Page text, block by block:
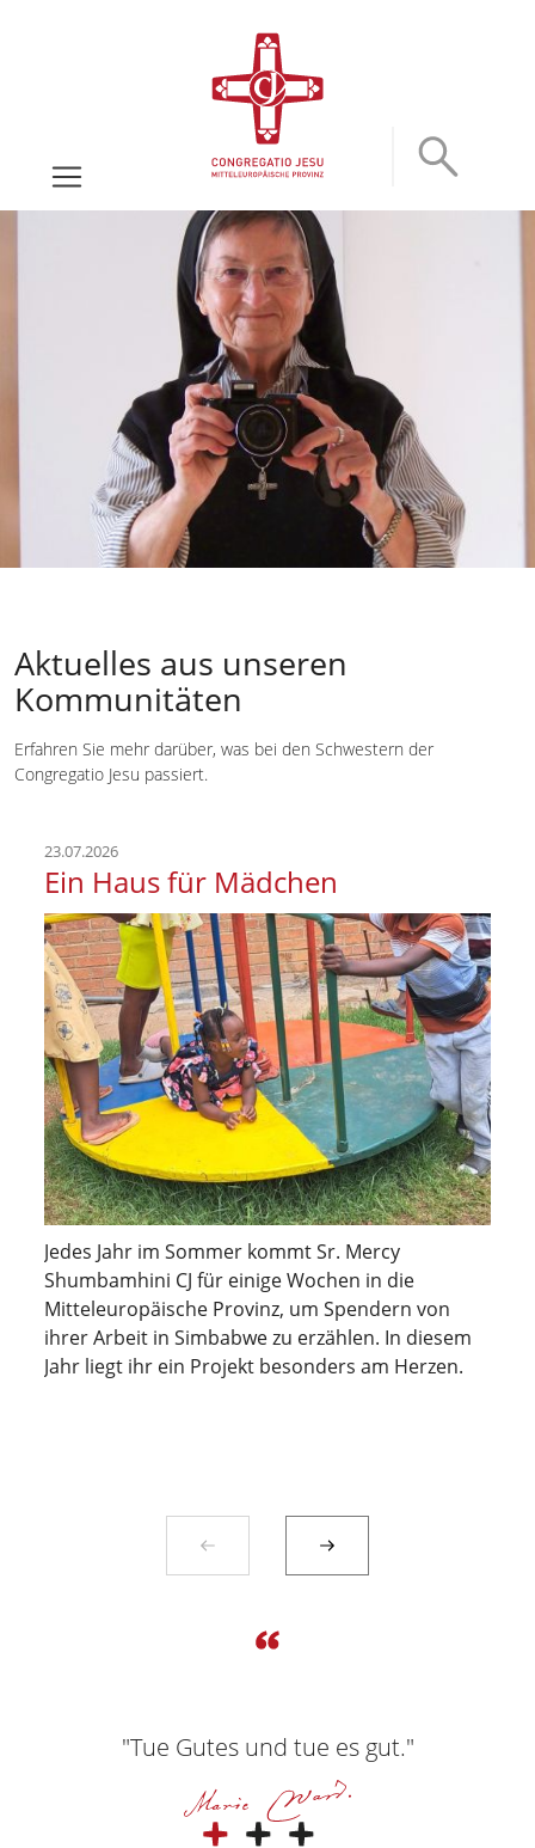
Aktuelles aus unseren
Kommunitäten
Erfahren Sie mehr darüber, was bei den Schwestern der
Congregatio Jesu passiert.
23.07.2026
Ein Haus für Mädchen
Jedes Jahr im Sommer kommt Sr. Mercy
Shumbamhini CJ für einige Wochen in die
Mitteleuropäische Provinz, um Spendern von
ihrer Arbeit in Simbabwe zu erzählen. In diesem
Jahr liegt ihr ein Projekt besonders am Herzen.
"Tue Gutes und tue es gut."